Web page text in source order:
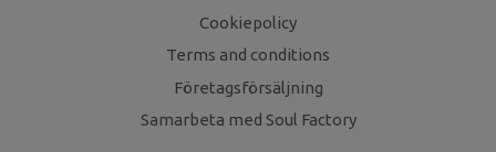
Cookiepolicy
Terms and conditions
Företagsförsäljning
Samarbeta med Soul Factory